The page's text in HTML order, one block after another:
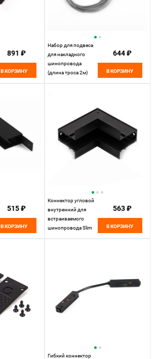
891 ₽
В КОРЗИНУ
Набор для подвеса
для накладного
шинопровода
(длина троса 2м)
644 ₽
В КОРЗИНУ
515 ₽
В КОРЗИНУ
Коннектор угловой
внутренний для
встраиваемого
шинопровода Slim
563 ₽
В КОРЗИНУ
Гибкий коннектор